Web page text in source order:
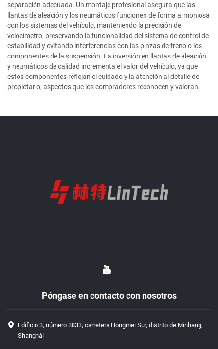
separación adecuada. Un montaje profesional asegura que las
llantas de aleación y los neumáticos funcionen de forma armoniosa
con los sistemas del vehículo, manteniendo la precisión del
velocímetro, preservando la funcionalidad del sistema de control de
estabilidad y evitando interferencias con las pinzas de freno o los
componentes de la suspensión. La inversión en llantas de aleación
y neumáticos de calidad incrementa el valor del vehículo, ya que
estos componentes reflejan el cuidado y la atención al detalle del
propietario, aspectos que los compradores reconocen y valoran.
Póngase en contacto con nosotros
Edificio 3, número 3833, carretera Hongmei Sur, distrito de Minhang,
Shanghái